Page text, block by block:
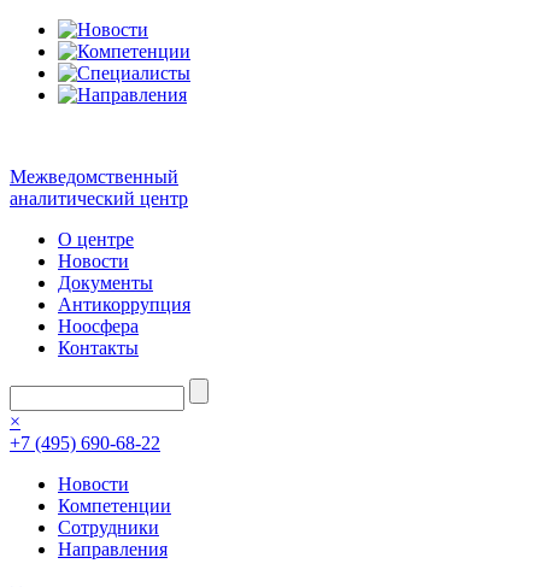
Межведомственный
аналитический центр
О центре
Новости
Документы
Антикоррупция
Ноосфера
Контакты
×
+7 (495) 690-68-22
Новости
Компетенции
Сотрудники
Направления